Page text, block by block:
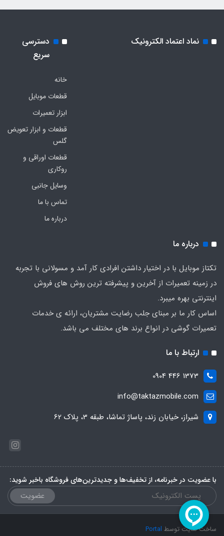
نماد اعتماد الکترونیک
دسترسی
سریع
خانه
قطعات موبایل
ابزار تعمیرات
قطعات و ابزار تعویض
گلس
قطعات اوراقی و
روکاری
وسایل جانبی
تماس با ما
درباره ما
درباره ما
تکتاز موبایل با در اختیار داشتن افرادی کار آمد و مسولانی با تجربه
در زمینه تعمیرات از آخرین و پیشرفته ترین روش های فروش
اینترنتی بهره میبرد.
اساس کار ما بر مبنای جلب رضایت مشتریان، ارائه ی خدمات
تعمیرات گوشی در انواع برند های مختلف می باشد.
ارتباط با ما
1373 446 0904
info@taktazmobile.com
شیراز، خیابان زند، پاساژ تماشا، طبقه 3، پلاک 62
با عضویت در خبرنامه، از تخفیف‌ها و جدیدترین‌های فروشگاه باخبر شوید:
عضویت
ساخت سایت توسط Portal